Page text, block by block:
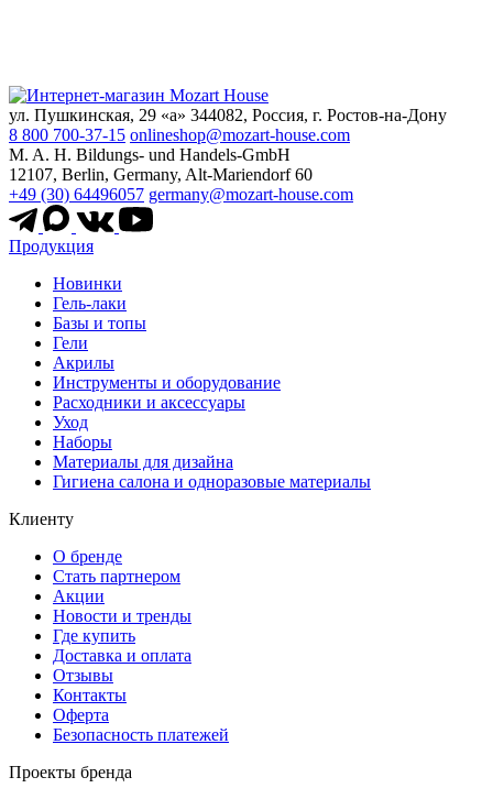
ул. Пушкинская, 29 «а» 344082, Россия, г. Ростов-на-Дону
8 800 700-37-15 onlineshop@mozart-house.com
M. A. H. Bildungs- und Handels-GmbH
12107, Berlin, Germany, Alt-Mariendorf 60
+49 (30) 64496057 germany@mozart-house.com
Продукция
Новинки
Гель-лаки
Базы и топы
Гели
Акрилы
Инструменты и оборудование
Расходники и аксессуары
Уход
Наборы
Материалы для дизайна
Гигиена салона и одноразовые материалы
Клиенту
О бренде
Стать партнером
Акции
Новости и тренды
Где купить
Доставка и оплата
Отзывы
Контакты
Оферта
Безопасность платежей
Проекты бренда